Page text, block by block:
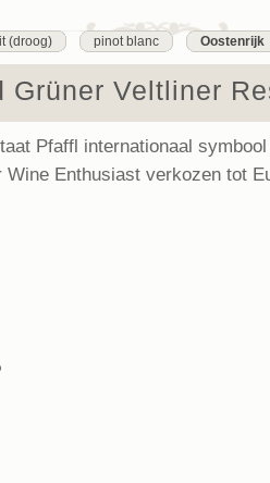
(droog) pinot blanc Oostenrijk
Grüner Veltliner
Pfaffl internationaal
Enthusiast verkozen tot